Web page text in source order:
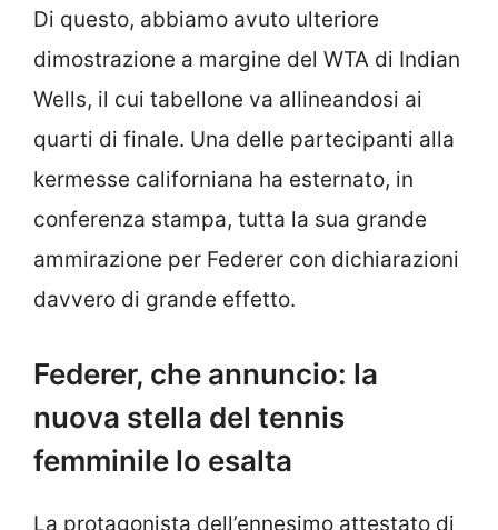
Di questo, abbiamo avuto ulteriore
dimostrazione a margine del WTA di Indian
Wells, il cui tabellone va allineandosi ai
quarti di finale. Una delle partecipanti alla
kermesse californiana ha esternato, in
conferenza stampa, tutta la sua grande
ammirazione per Federer con dichiarazioni
davvero di grande effetto.
Federer, che annuncio: la
nuova stella del tennis
femminile lo esalta
La protagonista dell’ennesimo attestato di